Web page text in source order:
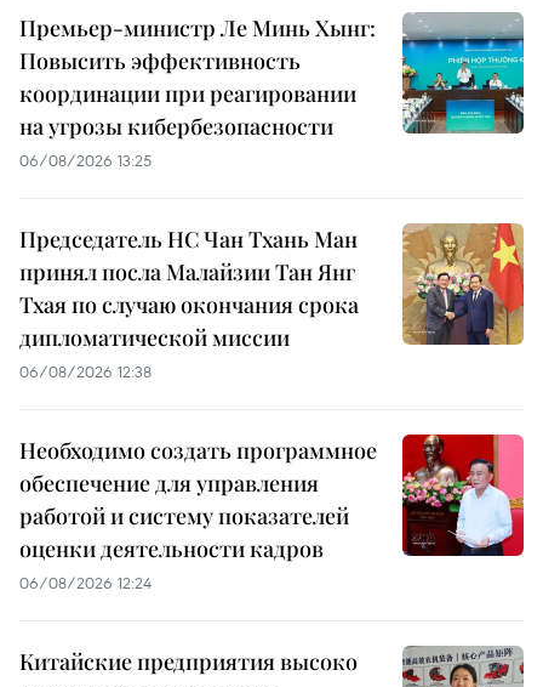
Премьер-министр Ле Минь Хынг:
Повысить эффективность
координации при реагировании
на угрозы кибербезопасности
06/08/2026 13:25
Председатель НС Чан Тхань Ман
принял посла Малайзии Тан Янг
Тхая по случаю окончания срока
дипломатической миссии
06/08/2026 12:38
Необходимо создать программное
обеспечение для управления
работой и систему показателей
оценки деятельности кадров
06/08/2026 12:24
Китайские предприятия высоко